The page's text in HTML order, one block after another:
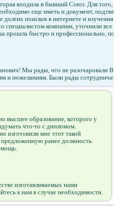
входила в бывший Союз. Для того,
еще иметь и документ,
поисков в интернете и изучения
специалистом компании, уточнили все
прошла быстро и профессионально,
Мы рады, что не разочаровали
и пожеланиям. Были рады сотрудничать
высшее образование, которого у
что-то с дипломом.
изготовили мне этот такой
ранее должность.
изготавливаемых нами
к нам в случае необходимости.